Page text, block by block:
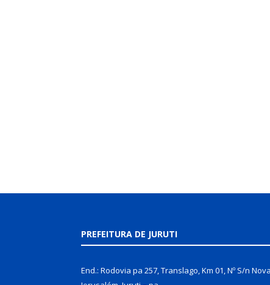
PREFEITURA DE JURUTI
End.: Rodovia pa 257, Translago, Km 01, Nº S/n Nova